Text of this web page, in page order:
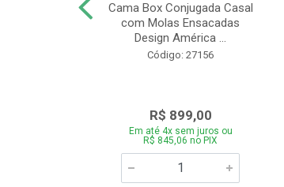
Cama Box Conjugada Casal
com Molas Ensacadas
Design América ...
Código: 27156
R$ 899,00
Em até 4x sem juros ou
R$ 845,06 no PIX